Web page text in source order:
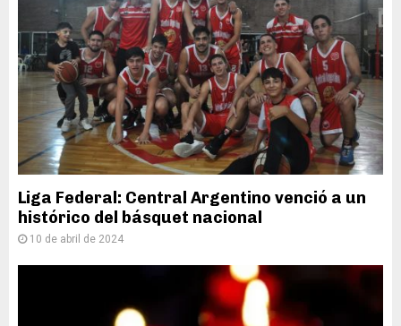
Liga Federal: Central Argentino venció a un
histórico del básquet nacional
10 de abril de 2024